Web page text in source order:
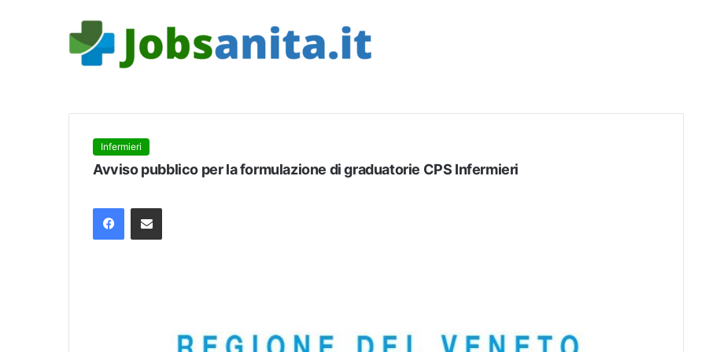
Infermieri
Avviso pubblico per la formulazione di graduatorie CPS Infermieri
FacebookCondividi via mail